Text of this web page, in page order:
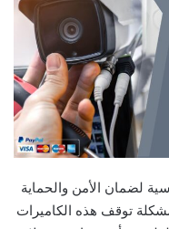
لضمان الأمن والحماية
توقف هذه الكاميرات